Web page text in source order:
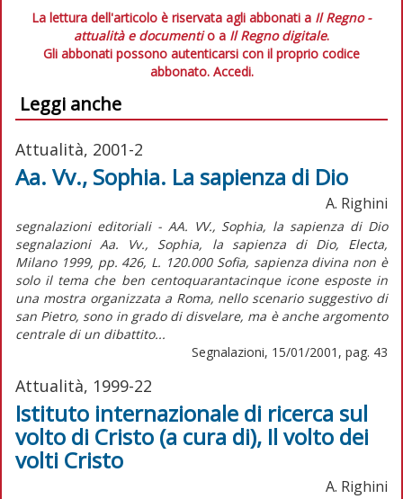
La lettura dell'articolo è riservata agli abbonati a Il Regno -
attualità e documentio a Il Regno digitale.
Gli abbonati possono autenticarsi con il proprio codice
abbonato. Accedi.
Leggi anche
Attualità, 2001-2
Aa. Vv., Sophia. La sapienza di Dio
A. Righini
segnalazioni editoriali - AA. VV., Sophia, la sapienza di Dio
segnalazioni Aa. Vv., Sophia, la sapienza di Dio, Electa,
Milano 1999, pp. 426, L. 120.000 Sofia, sapienza divina non è
solo il tema che ben centoquarantacinque icone esposte in
una mostra organizzata a Roma, nello scenario suggestivo di
san Pietro, sono in grado di disvelare, ma è anche argomento
centrale di un dibattito...
Segnalazioni, 15/01/2001, pag. 43
Attualità, 1999-22
Istituto internazionale di ricerca sul
volto di Cristo (a cura di), Il volto dei
volti Cristo
A. Righini